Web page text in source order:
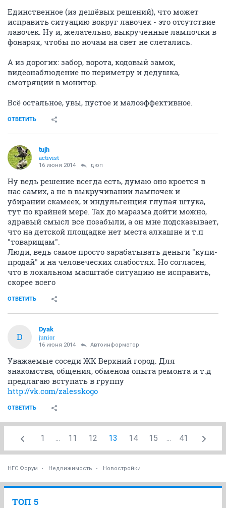
Единственное (из дешёвых решений), что может
исправить ситуацию вокруг лавочек - это отсутствие
лавочек. Ну и, желательно, выкрученные лампочки в
фонарях, чтобы по ночам на свет не слетались.
А из дорогих: забор, ворота, кодовый замок,
видеонаблюдение по периметру и дедушка,
смотрящий в монитор.
Всё остальное, увы, пустое и малоэффективное.
ОТВЕТИТЬ
tujh
activist
16 июня 2014 дюп
Ну ведь решение всегда есть, думаю оно кроется в
нас самих, а не в выкручивании лампочек и
убирании скамеек, и индульгенция глупая штука,
тут по крайней мере. Так до маразма дойти можно,
здравый смысл все позабыли, а он мне подсказывает,
что на детской площадке нет места алкашне и т.п
"товарищам".
Люди, ведь самое просто зарабатывать деньги "купи-
продай" и на человеческих слабостях. Но согласен,
что в локальном масштабе ситуацию не исправить,
скорее всего
ОТВЕТИТЬ
D
Dyak
junior
16 июня 2014 Автоинформатор
Уважаемые соседи ЖК Верхний город. Для
знакомства, общения, обменом опыта ремонта и т.д
предлагаю вступать в группу
http://vk.com/zalesskogo
ОТВЕТИТЬ
1 ... 11 12 13 14 15 ... 41
НГС.Форум Недвижимость Новостройки
ТОП 5